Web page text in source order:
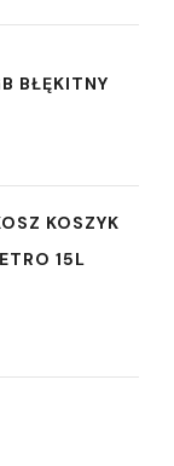
BŁĘKITNY
KOSZYK
15L